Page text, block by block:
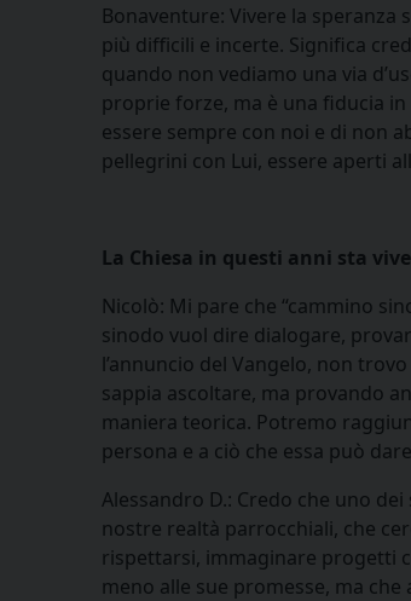
Bonaventure: Vivere la
più difficili e incerte. Significa
quando non vediamo una via
proprie forze, ma è una fiducia
essere sempre con noi e di non
pellegrini con Lui, essere aperti
La Chiesa in questi anni sta
Nicolò: Mi pare che “cammino
sinodo vuol dire dialogare,
l’annuncio del Vangelo, non
sappia ascoltare, ma provando
maniera teorica. Potremo
persona e a ciò che essa può
Alessandro D.: Credo che uno
nostre realtà parrocchiali, che
rispettarsi, immaginare progetti
meno alle sue promesse, ma